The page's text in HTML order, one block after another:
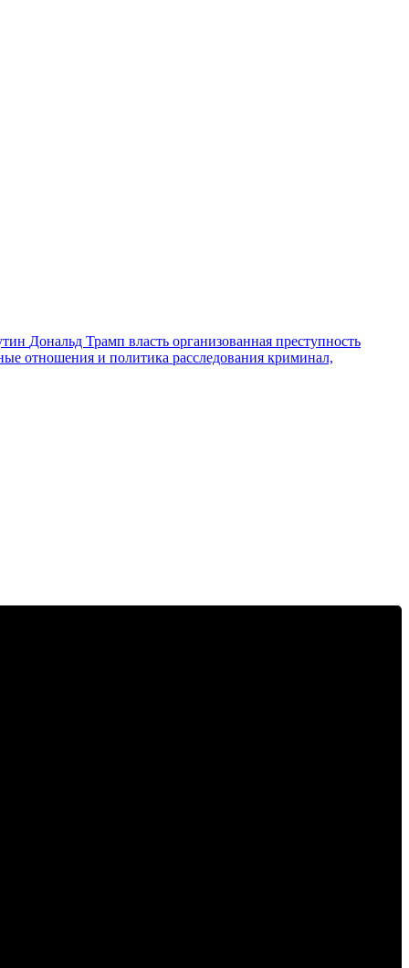
Дональд Трамп власть организованная преступность
отношения и политика расследования криминал,